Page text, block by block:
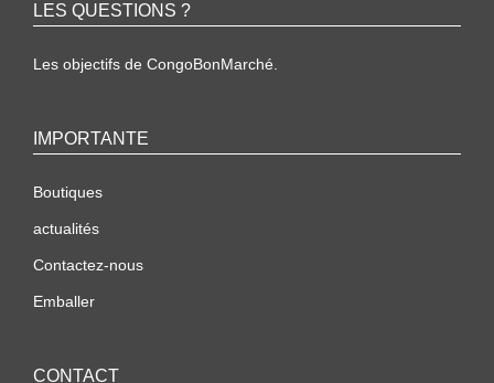
LES QUESTIONS ?
Les objectifs de CongoBonMarché.
IMPORTANTE
Boutiques
actualités
Contactez-nous
Emballer
CONTACT